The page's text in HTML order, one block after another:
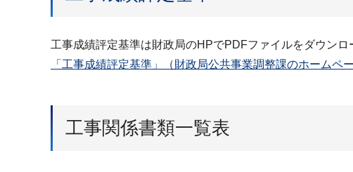
工事成績評定基準は財政局のHPでPDFファイルをダウンロ
「工事成績評定基準」（財政局公共事業調整課のホームペー
工事関係書類一覧表